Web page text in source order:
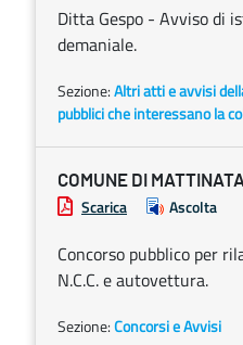
Ditta Gespo - Avviso di
demaniale.
Sezione:Altri atti e avvisi
pubblici che interessano la
COMUNE DI
Scarica Ascolta
Concorso pubblico per
N.C.C. e autovettura.
Sezione:Concorsi e Avvisi